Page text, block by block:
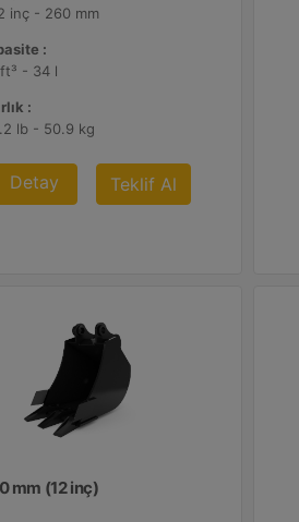
inç - 260 mm
:
- 34 l
:
lb - 50.9 kg
Detay Teklif Al
mm (12 inç)